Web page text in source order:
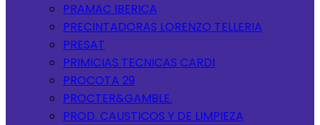
PRAMAC IBERICA
PRECINTADORAS LORENZO TELLERIA
PRESAT
PRIMICIAS TECNICAS CARDI
PROCOTA 29
PROCTER&GAMBLE.
PROD. CAUSTICOS Y DE LIMPIEZA